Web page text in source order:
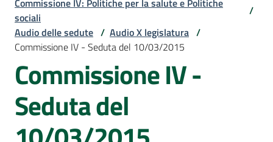
Assemblea
Attività
Commissione IV: Politiche per la salute e Politiche
sociali
/
Audio delle sedute / Audio X legislatura /
Commissione IV - Seduta del 10/03/2015
Commissione IV -
Seduta del